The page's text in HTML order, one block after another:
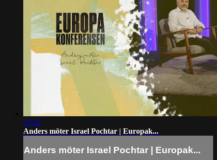
35:29
Anders möter Israel Pochtar | Europak...
Anders möter Israel Pochtar | Europak...